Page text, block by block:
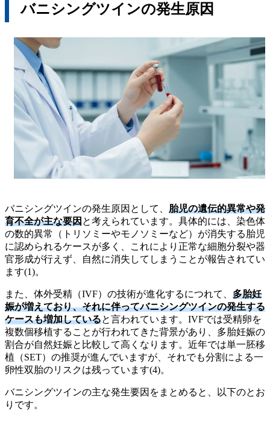
バニシングツインの発生原因
バニシングツインの発生原因として、 胎児の遺伝的異常や発
育不全が主な要因と考えられています。具体的には、染色体
の数的異常（トリソミーやモノソミーなど）が消失する胎児
に認められるケースが多く、これにより正常な細胞分裂や器
官形成が行えず、自然に消失してしまうことが報告されてい
ます(1)。
また、体外受精（IVF）の技術が進化するにつれて、 多胎妊
娠が増えており、それに伴ってバニシングツインの発生する
ケースも増加していると言われています。IVFでは受精卵を
複数個移植することが行われてきた背景があり、多胎妊娠の
割合が自然妊娠と比較して高くなります。近年では単一胚移
植（SET）の推奨が進んでいますが、それでも分割による一
卵性双胎のリスクは残っています(4)。
バニシングツインの主な発生要因をまとめると、以下のとお
りです。